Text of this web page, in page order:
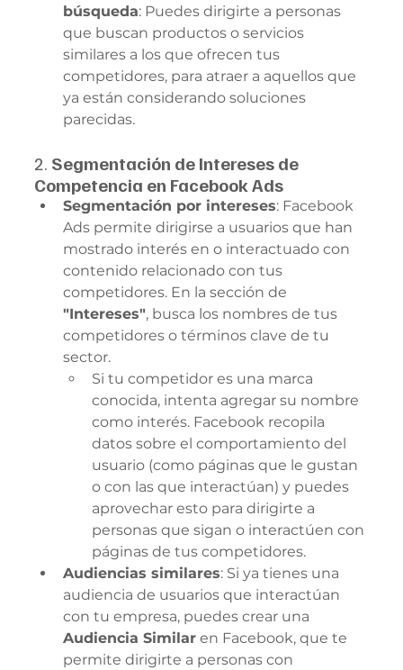
búsqueda: Puedes dirigirte a personas
que buscan productos o servicios
similares a los que ofrecen tus
competidores, para atraer a aquellos que
ya están considerando soluciones
parecidas.
2. Segmentación de Intereses de
Competencia en Facebook Ads
Segmentación por intereses: Facebook
Ads permite dirigirse a usuarios que han
mostrado interés en o interactuado con
contenido relacionado con tus
competidores. En la sección de
"Intereses", busca los nombres de tus
competidores o términos clave de tu
sector.
Si tu competidor es una marca
conocida, intenta agregar su nombre
como interés. Facebook recopila
datos sobre el comportamiento del
usuario (como páginas que le gustan
o con las que interactúan) y puedes
aprovechar esto para dirigirte a
personas que sigan o interactúen con
páginas de tus competidores.
Audiencias similares: Si ya tienes una
audiencia de usuarios que interactúan
con tu empresa, puedes crear una
Audiencia Similar en Facebook, que te
permite dirigirte a personas con